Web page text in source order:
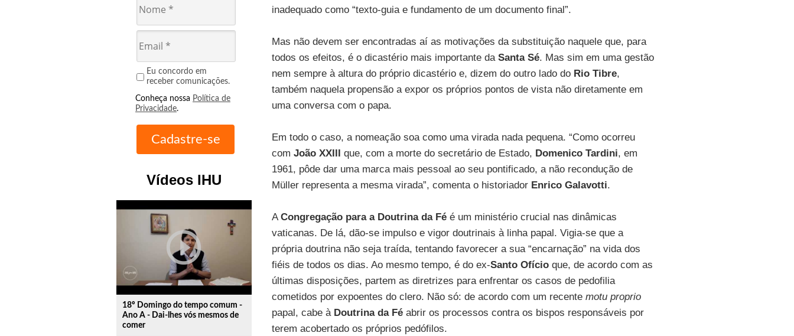
Eu concordo em
receber comunicações.
Conheça nossa Política de
Privacidade.
Vídeos IHU
play_circle_outline
18º Domingo do tempo comum -
Ano A - Dai-lhes vós mesmos de
comer
inadequado como “texto-guia e fundamento de um documento final”.
Mas não devem ser encontradas aí as motivações da substituição naquele que, para
todos os efeitos, é o dicastério mais importante da Santa Sé. Mas sim em uma gestão
nem sempre à altura do próprio dicastério e, dizem do outro lado doRio Tibre,
também naquela propensão a expor os próprios pontos de vista não diretamente em
uma conversa com o papa.
Em todo o caso, a nomeação soa como uma virada nada pequena. “Como ocorreu
com João XXIII que, com a morte do secretário de Estado, Domenico Tardini, em
1961, pôde dar uma marca mais pessoal ao seu pontificado, a não recondução de
Müller representa a mesma virada”, comenta o historiador Enrico Galavotti.
ACongregação para a Doutrina da Féé um ministério crucial nas dinâmicas
vaticanas. De lá, dão-se impulso e vigor doutrinais à linha papal. Vigia-se que a
própria doutrina não seja traída, tentando favorecer a sua “encarnação” na vida dos
fiéis de todos os dias. Ao mesmo tempo, é do ex-Santo Ofícioque, de acordo com as
últimas disposições, partem as diretrizes para enfrentar os casos de pedofilia
cometidos por expoentes do clero. Não só: de acordo com um recente motu proprio
papal, cabe à Doutrina da Féabrir os processos contra os bispos responsáveis por
terem acobertado os próprios pedófilos.